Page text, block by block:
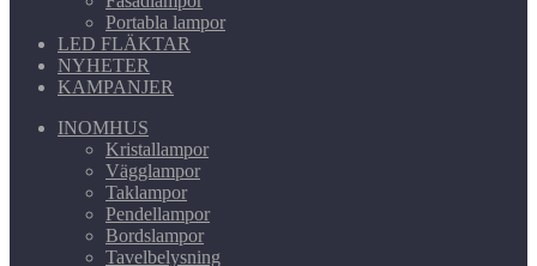
Portabla lampor
LED FLÄKTAR
NYHETER
KAMPANJER
INOMHUS
Kristallampor
Vägglampor
Taklampor
Pendellampor
Bordslampor
Tavelbelysning